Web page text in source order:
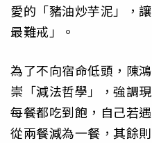
愛的「豬油炒芋泥」，
最難戒」。
為了不向宿命低頭，陳
崇「減法哲學」，強調
每餐都吃到飽，自己若
從兩餐減為一餐，其餘